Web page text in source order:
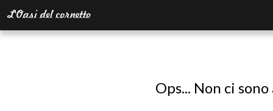
Ops... Non ci